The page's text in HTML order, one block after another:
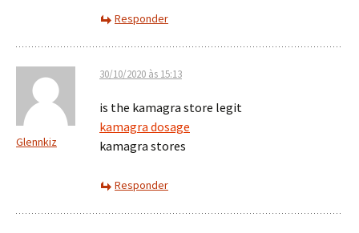
Responder
Glennkiz
30/10/2020 às 15:13
is the kamagra store legit
kamagra dosage
kamagra stores
Responder